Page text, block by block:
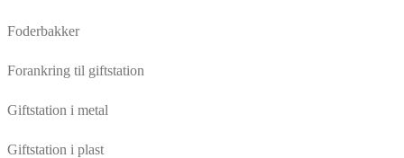
Foderbakker
Forankring til giftstation
Giftstation i metal
Giftstation i plast